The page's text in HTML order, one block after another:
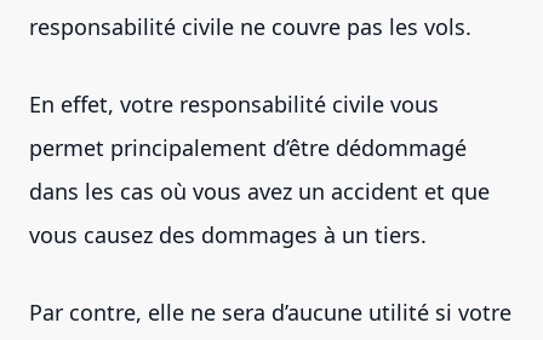
responsabilité civile ne couvre pas les vols.
En effet, votre responsabilité civile vous
permet principalement d’être dédommagé
dans les cas où vous avez un accident et que
vous causez des dommages à un tiers.
Par contre, elle ne sera d’aucune utilité si votre